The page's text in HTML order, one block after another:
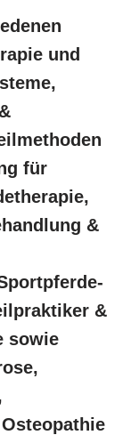
und
für
&
&
sowie